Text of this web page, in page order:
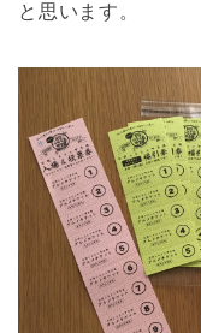
と思います。